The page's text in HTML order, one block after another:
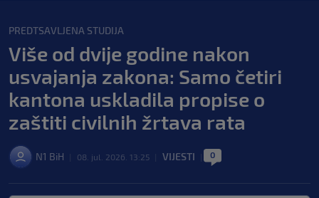
PREDTSAVLJENA STUDIJA
Više od dvije godine nakon
usvajanja zakona: Samo četiri
kantona uskladila propise o
zaštiti civilnih žrtava rata
N1 BiH 08. jul. 2026. 13:25 VIJESTI 0